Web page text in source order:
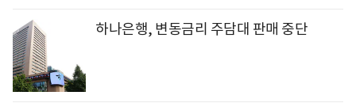
하나은행, 변동금리 주담대 판매 중단